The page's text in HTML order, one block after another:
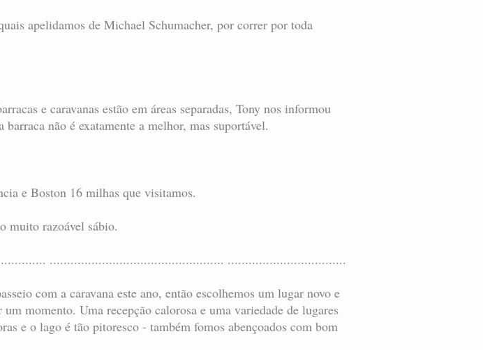
apelidamos de Michael Schumacher, por correr por toda
e caravanas estão em áreas separadas, Tony nos informou
não é exatamente a melhor, mas suportável.
e Boston 16 milhas que visitamos.
muito razoável sábio.
.................................................. ..................................
com a caravana este ano, então escolhemos um lugar novo e
momento. Uma recepção calorosa e uma variedade de lugares
e o lago é tão pitoresco - também fomos abençoados com bom